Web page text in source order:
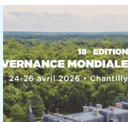
mis
avant